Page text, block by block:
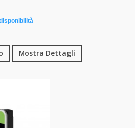
Mostra Dettagli